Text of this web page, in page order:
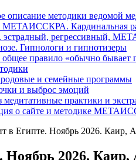
методики ведомой
МЕТАИССКРА. Кардинальная
эстрадный, регрессивный,
Гипнологи и гипнотизеры
правило «обычно бывает
и семейные программы
и выброс эмоций
практики и
о сайте и методике
в Египте. Ноябрь 2026. Каир,
Ноябрь 2026. Каир,